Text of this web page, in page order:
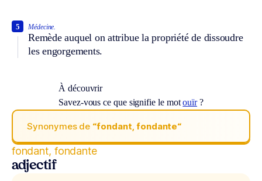
Médecine.
Remède auquel on attribue la propriété de dissoudre
les engorgements.
5
À découvrir
Savez-vous ce que signifie le motouïr?
Synonymes de “fondant, fondante“
fondant, fondante
adjectif